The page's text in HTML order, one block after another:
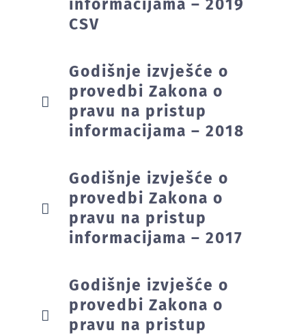
informacijama – 2019
CSV
Godišnje izvješće o
provedbi Zakona o
pravu na pristup
informacijama – 2018
Godišnje izvješće o
provedbi Zakona o
pravu na pristup
informacijama – 2017
Godišnje izvješće o
provedbi Zakona o
pravu na pristup